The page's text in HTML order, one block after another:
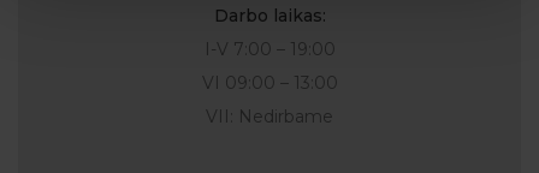
Darbo laikas:
I-V 7:00 – 19:00
VI 09:00 – 13:00
VII: Nedirbame